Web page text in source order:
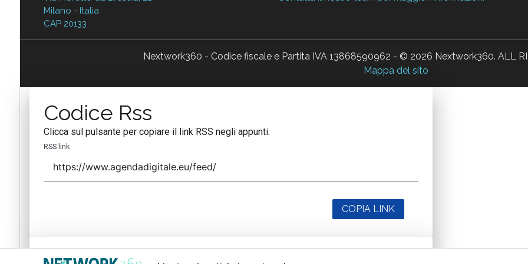
Milano - Italia
CAP 20133
Nextwork360 - Codice fiscale e Partita IVA 13868590962 - © 2026 Nextwork360. ALL
Mappa del sito
Codice Rss
Clicca sul pulsante per copiare il link RSS negli appunti.
RSS link
COPIA LINK